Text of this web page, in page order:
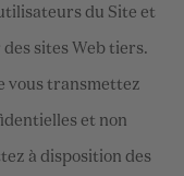
du Site et
sites Web tiers.
vous transmettez
et non
à disposition des